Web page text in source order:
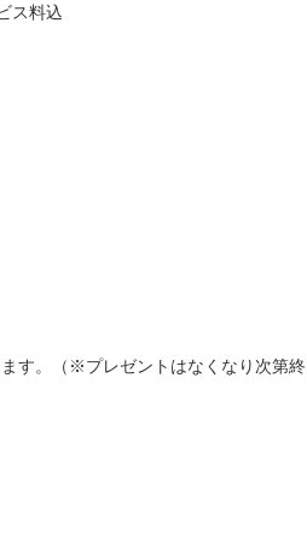
ス料込
す。（※プレゼントはなくなり次第終